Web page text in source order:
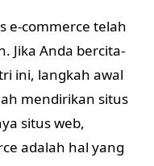
e-commerce telah
Jika Anda bercita-
ini, langkah awal
mendirikan situs
situs web,
adalah hal yang